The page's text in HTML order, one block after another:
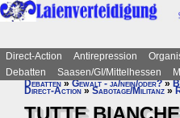
Direct-Action Antirepression
Debatten
Saasen/GI/Mittelhessen
Debatten»Gewalt - ja/nein/oder?»
Direct-Action » Sabotage/Militanz »
TUTTE